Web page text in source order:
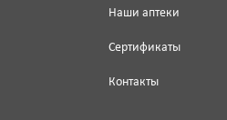
Наши аптеки
Сертификаты
Контакты